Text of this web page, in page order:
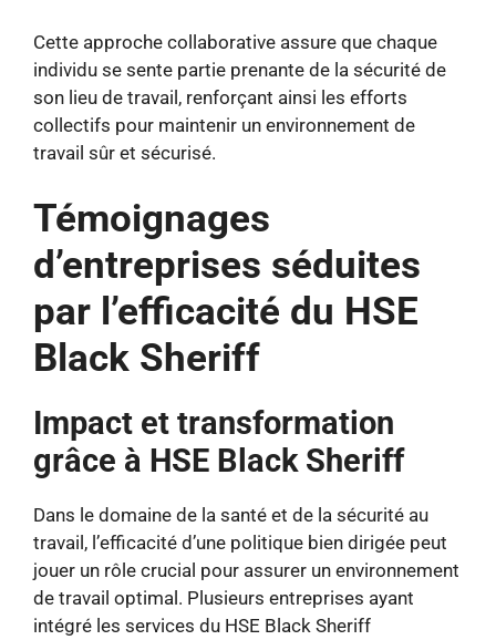
Cette approche collaborative assure que chaque
individu se sente partie prenante de la sécurité de
son lieu de travail, renforçant ainsi les efforts
collectifs pour maintenir un environnement de
travail sûr et sécurisé.
Témoignages
d’entreprises séduites
par l’efficacité du HSE
Black Sheriff
Impact et transformation
grâce à HSE Black Sheriff
Dans le domaine de la santé et de la sécurité au
travail, l’efficacité d’une politique bien dirigée peut
jouer un rôle crucial pour assurer un environnement
de travail optimal. Plusieurs entreprises ayant
intégré les services du HSE Black Sheriff